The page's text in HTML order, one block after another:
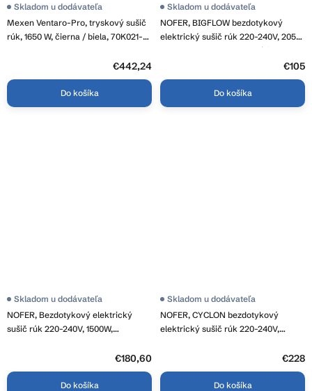
Mexen Ventaro-Pro, tryskový sušič
rúk, 1650 W, čierna / biela, 70K021-
Skladom u dodávateľa
€442,24
Do košíka
NOFER, BIGFLOW bezdotykový
elektrický sušič rúk 220-240V, 2050
W, 253x325x152mm, ABS/biela,
Skladom u dodávateľa
€105
Do košíka
NOFER, Bezdotykový elektrický
sušič rúk 220-240V, 1500W,
Skladom u dodávateľa
€180,60
Do košíka
NOFER, CYCLON bezdotykový
elektrický sušič rúk 220-240V,
Skladom u dodávateľa
€228
Do košíka